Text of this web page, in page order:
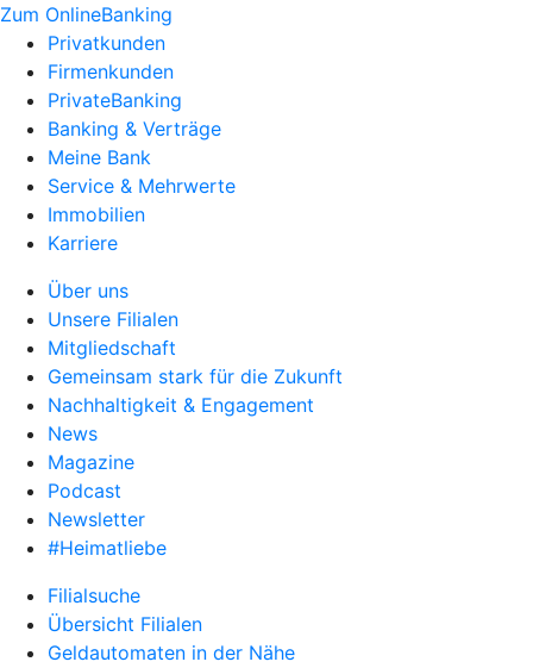
Zum OnlineBanking
Privatkunden
Firmenkunden
PrivateBanking
Banking & Verträge
Meine Bank
Service & Mehrwerte
Immobilien
Karriere
Über uns
Unsere Filialen
Mitgliedschaft
Gemeinsam stark für die Zukunft
Nachhaltigkeit & Engagement
News
Magazine
Podcast
Newsletter
#Heimatliebe
Filialsuche
Übersicht Filialen
Geldautomaten in der Nähe